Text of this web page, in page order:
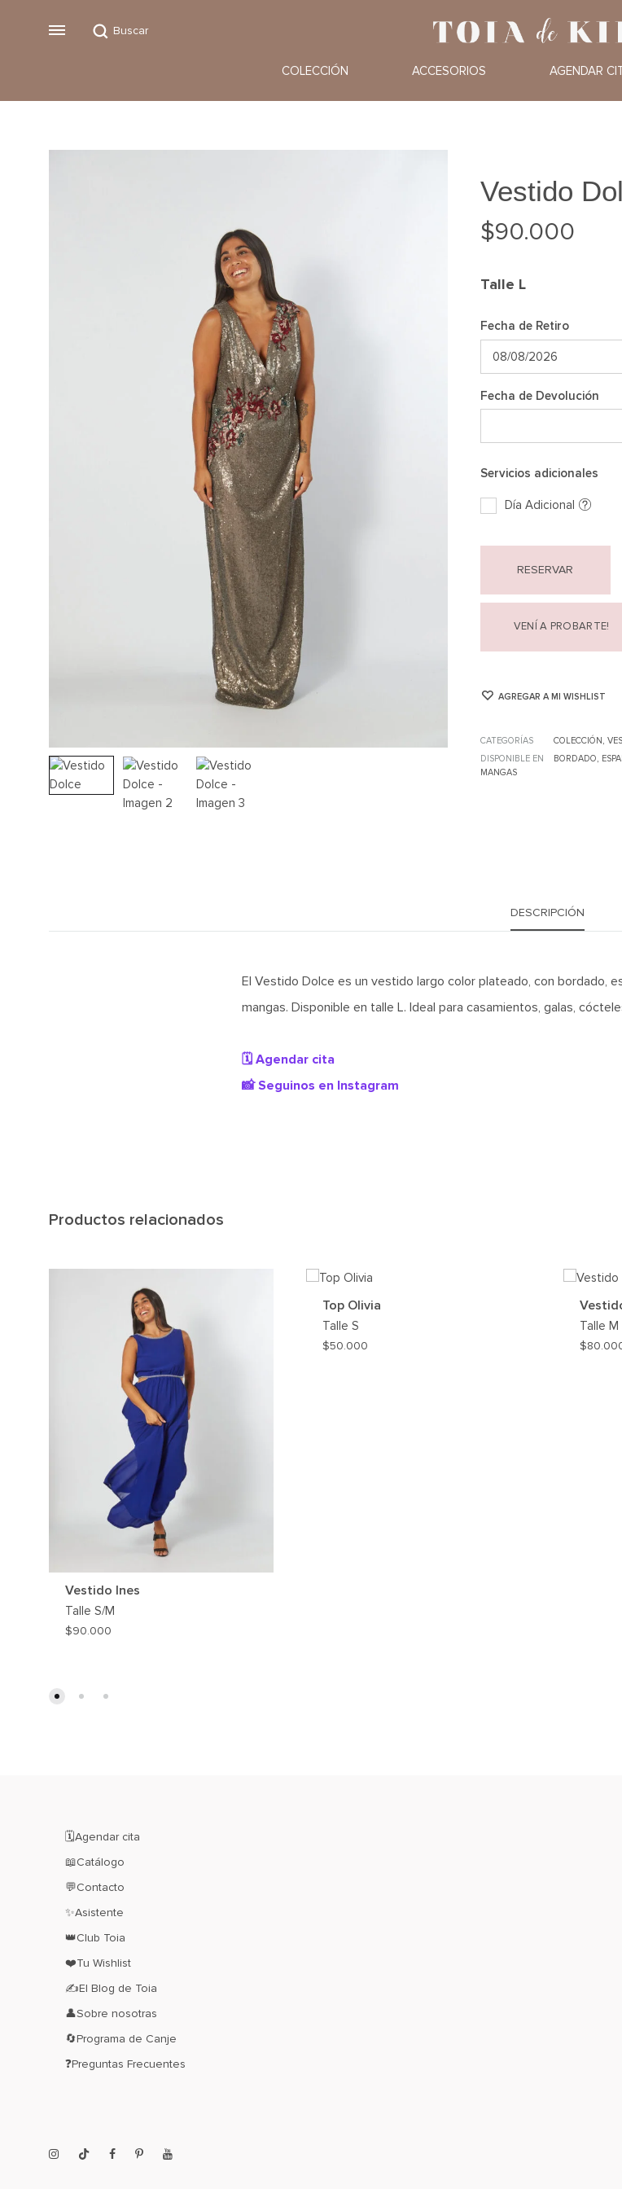
MenuBuscar
Monos
de
de
COLECCIÓN ACCESORIOS AGENDAR
Vestido
$90.000
Talle L
Fecha de Retiro
Fecha de Devolución
Servicios adicionales
Día Adicional
RESERVAR
VENÍ A PROBARTE!
AGREGAR A MI WISHLIST
CATEGORÍAS COLECCIÓN
DISPONIBLE EN
BORDADO
MANGAS
DESCRIPCIÓN
El Vestido Dolce es un vestido largo color plateado, con bordado,
mangas. Disponible en talle L. Ideal para casamientos, galas,
🗓️ Agendar cita
📸 Seguinos en Instagram
Productos relacionados
Vestido Ines
Talle S/M
$90.000
Top Olivia
Talle S
$50.000
Talle M
$
🗓️Agendar cita
📖Catálogo
💬Contacto
✨Asistente
👑Club Toia
❤️Tu Wishlist
✍El Blog de Toia
👤Sobre nosotras
🔄Programa de Canje
❓Preguntas Frecuentes
InstagramTikTokFacebook
PinterestYouTube